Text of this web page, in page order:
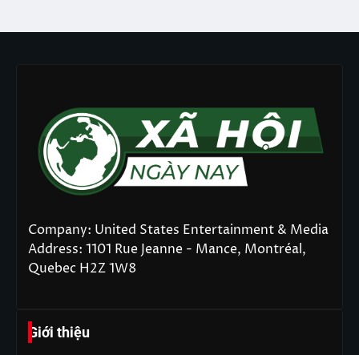
Company: United States Entertainment & Media
Address: 1101 Rue Jeanne - Mance, Montréal,
Quebec H2Z 1W8
Giới thiệu